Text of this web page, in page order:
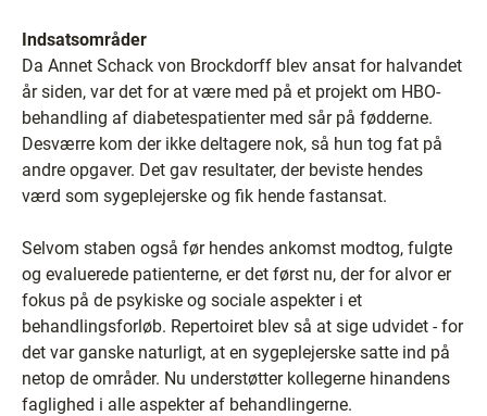
Indsatsområder
Da Annet Schack von Brockdorff blev ansat for halvandet
år siden, var det for at være med på et projekt om HBO-
behandling af diabetespatienter med sår på fødderne.
Desværre kom der ikke deltagere nok, så hun tog fat på
andre opgaver. Det gav resultater, der beviste hendes
værd som sygeplejerske og fik hende fastansat.
Selvom staben også før hendes ankomst modtog, fulgte
og evaluerede patienterne, er det først nu, der for alvor er
fokus på de psykiske og sociale aspekter i et
behandlingsforløb. Repertoiret blev så at sige udvidet - for
det var ganske naturligt, at en sygeplejerske satte ind på
netop de områder. Nu understøtter kollegerne hinandens
faglighed i alle aspekter af behandlingerne.